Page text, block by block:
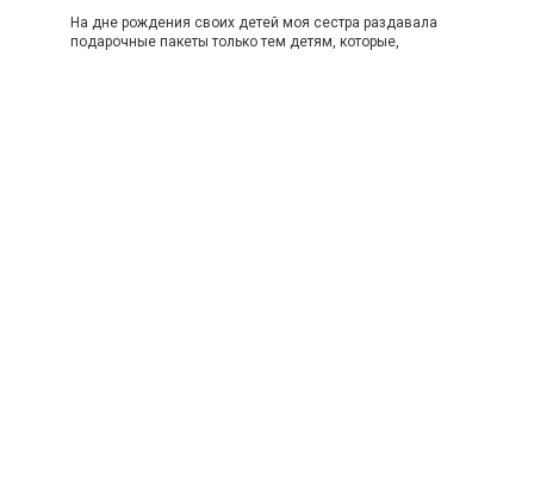
На дне рождения своих детей моя сестра раздавала
подарочные пакеты только тем детям, которые,